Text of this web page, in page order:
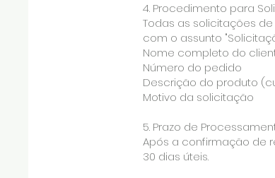
4. Procedimento para
Todas as solicitações
com o assunto
Nome completo do
Número do pedido
Descrição do produto
Motivo da solicitação
5. Prazo de
Após a confirmação de
30 dias úteis.